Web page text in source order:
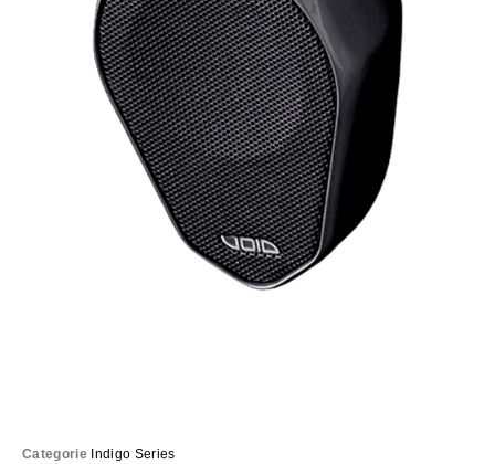
Categorie Indigo Series